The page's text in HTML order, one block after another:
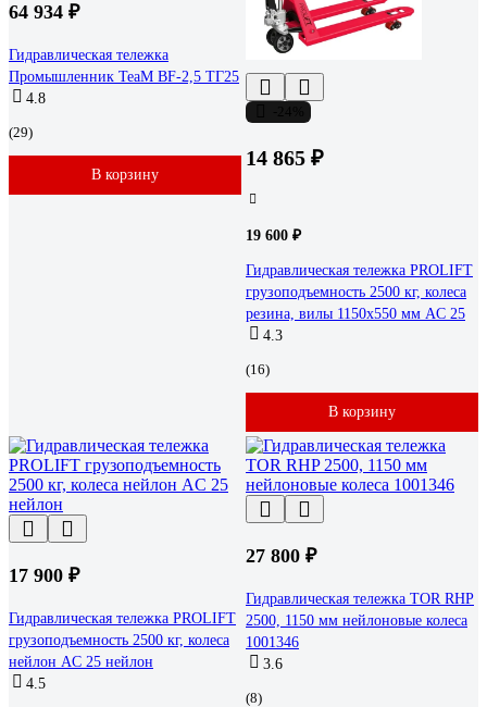
64 934 ₽
Гидравлическая тележка
Промышленник TeaM BF-2,5 ТГ25
4.8
(29)
В корзину
14 865 ₽
19 600 ₽
Гидравлическая тележка PROLIFT
грузоподъемность 2500 кг, колеса
резина, вилы 1150x550 мм AC 25
4.3
(16)
В корзину
17 900 ₽
Гидравлическая тележка PROLIFT
грузоподъемность 2500 кг, колеса
нейлон AC 25 нейлон
4.5
27 800 ₽
Гидравлическая тележка TOR RHP
2500, 1150 мм нейлоновые колеса
1001346
3.6
(8)